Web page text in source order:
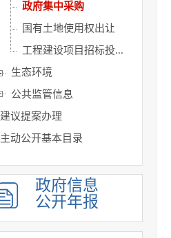
政府集中采购
国有土地使用权出让
工程建设项目招标投...
生态环境
公共监管信息
建议提案办理
主动公开基本目录
政府信息
公开年报